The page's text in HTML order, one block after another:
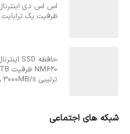
ظرفیت یک ترابایت
ترتیبی 3000MB/s و مقاومت در برابر شوک
شبکه های اجتماعی